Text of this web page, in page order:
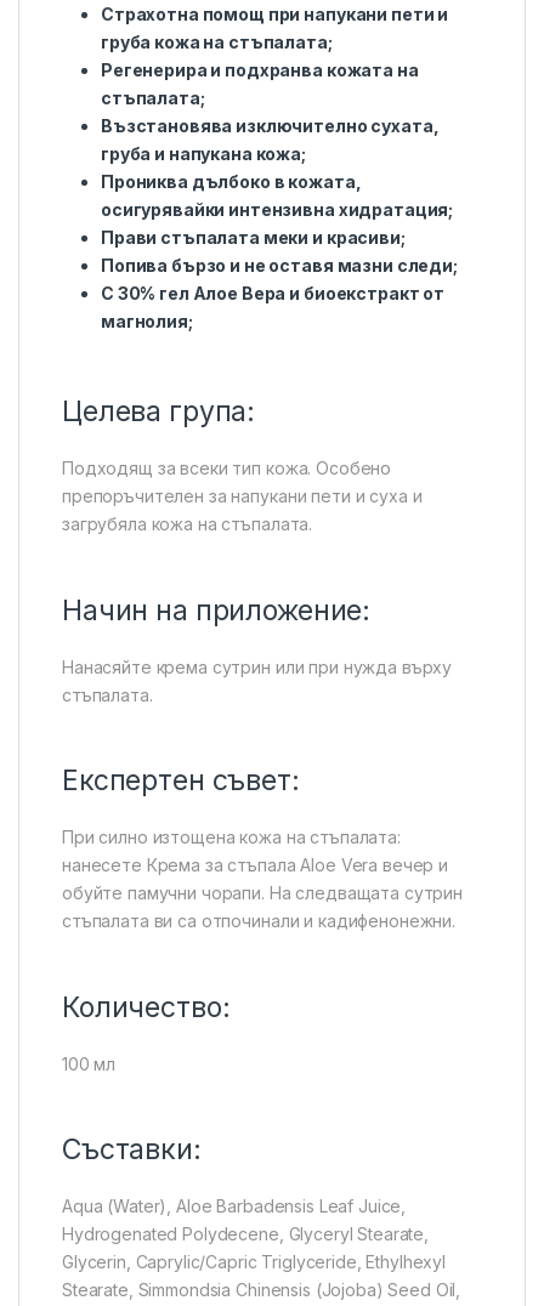
Страхотна помощ при напукани пети и
груба кожа на стъпалата;
Регенерира и подхранва кожата на
стъпалата;
Възстановява изключително сухата,
груба и напукана кожа;
Прониква дълбоко в кожата,
осигурявайки интензивна хидратация;
Прави стъпалата меки и красиви;
Попива бързо и не оставя мазни следи;
С 30% гел Алое Вера и биоекстракт от
магнолия;
Целева група:
Подходящ за всеки тип кожа. Особено
препоръчителен за напукани пети и суха и
загрубяла кожа на стъпалата.
Начин на приложение:
Нанасяйте крема сутрин или при нужда върху
стъпалата.
Експертен съвет:
При силно изтощена кожа на стъпалата:
нанесете Крема за стъпала Aloe Vera вечер и
обуйте памучни чорапи. На следващата сутрин
стъпалата ви са отпочинали и кадифенонежни.
Количество:
100 мл
Съставки:
Aqua (Water), Aloe Barbadensis Leaf Juice,
Hydrogenated Polydecene, Glyceryl Stearate,
Glycerin, Caprylic/Capric Triglyceride, Ethylhexyl
Stearate, Simmondsia Chinensis (Jojoba) Seed Oil,